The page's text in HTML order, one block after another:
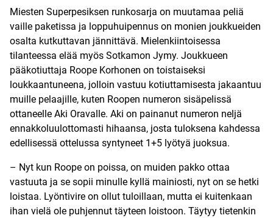
Miesten Superpesiksen runkosarja on muutamaa peliä
vaille paketissa ja loppuhuipennus on monien joukkueiden
osalta kutkuttavan jännittävä. Mielenkiintoisessa
tilanteessa elää myös Sotkamon Jymy. Joukkueen
pääkotiuttaja Roope Korhonen on toistaiseksi
loukkaantuneena, jolloin vastuu kotiuttamisesta jakaantuu
muille pelaajille, kuten Roopen numeron sisäpelissä
ottaneelle Aki Oravalle. Aki on painanut numeron neljä
ennakkoluulottomasti hihaansa, josta tuloksena kahdessa
edellisessä ottelussa syntyneet 1+5 lyötyä juoksua.
– Nyt kun Roope on poissa, on muiden pakko ottaa
vastuuta ja se sopii minulle kyllä mainiosti, nyt on se hetki
loistaa. Lyöntivire on ollut tuloillaan, mutta ei kuitenkaan
ihan vielä ole puhjennut täyteen loistoon. Täytyy tietenkin